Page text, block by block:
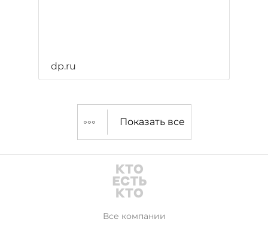
dp.ru
Показать все
Все компании